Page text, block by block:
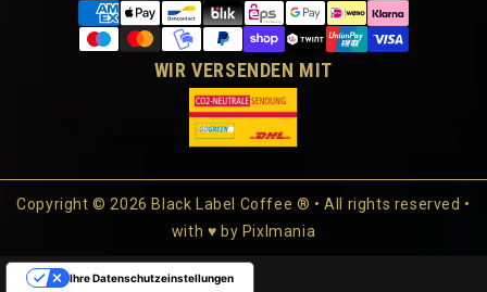
WIR VERSENDEN MIT
Copyright © 2026 Black Label Coffee ® • All rights reserved •
with ♥ by Pixlmania
Ihre Datenschutzeinstellungen